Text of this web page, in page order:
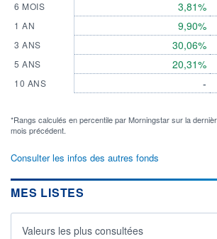
6 MOIS
1 AN
3 ANS
5 ANS
10 ANS
3,81%
9,90%
30,06%
20,31%
-
*Rangs calculés en percentile par Morningstar sur la
mois précédent.
Consulter les infos des autres fonds
MES LISTES
Valeurs les plus consultées